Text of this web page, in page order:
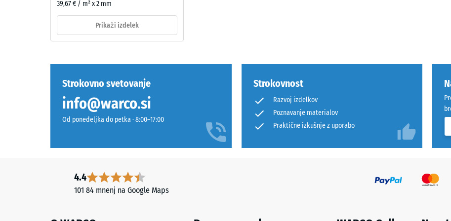
novega,
masi
barvanega
vezanega
stabiliziranim
pomeni
propilen-
z
zračnimi
vključki.
Pri
39,67 € / m² x 2 mm
Prikaži izdelek
Strokovno svetovanje
info@warco.si
Od ponedeljka do petka · 8:00–17:00
Strokovnost
Razvoj izdelkov
Poznavanje materialov
Praktične izkušnje z uporabo
4.4
101 84 mnenj na Google Maps